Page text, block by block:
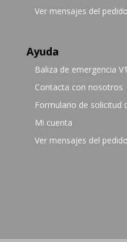
Ver mensajes del pedido
Ayuda
Baliza de emergencia
Contacta con nosotros
Formulario de solicitud
Mi cuenta
Ver mensajes del pedido